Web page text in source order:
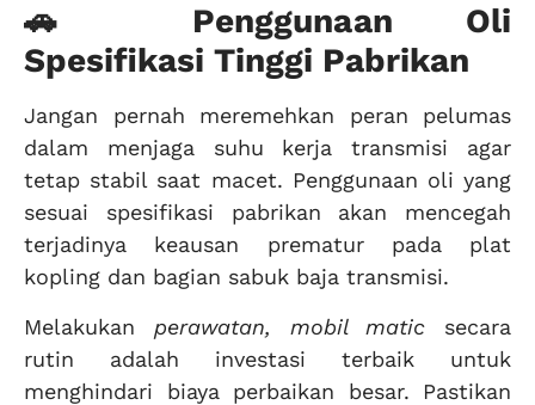
🚗 Penggunaan Oli
Spesifikasi Tinggi Pabrikan
Jangan pernah meremehkan peran pelumas
dalam menjaga suhu kerja transmisi agar
tetap stabil saat macet. Penggunaan oli yang
sesuai spesifikasi pabrikan akan mencegah
terjadinya keausan prematur pada plat
kopling dan bagian sabuk baja transmisi.
Melakukan perawatan, mobil matic secara
rutin adalah investasi terbaik untuk
menghindari biaya perbaikan besar. Pastikan